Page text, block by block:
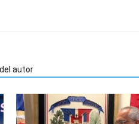
autor